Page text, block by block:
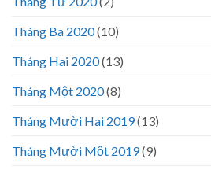
Tháng Ba 2020(10)
Tháng Hai 2020(13)
Tháng Một 2020(8)
Tháng Mười Hai 2019(13)
Tháng Mười Một 2019(9)